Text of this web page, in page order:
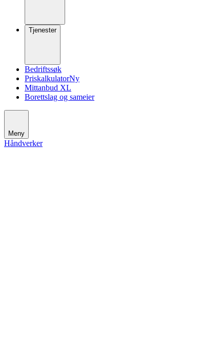
Tjenester
Bedriftssøk
PriskalkulatorNy
Mittanbud XL
Borettslag og sameier
Meny
Håndverker